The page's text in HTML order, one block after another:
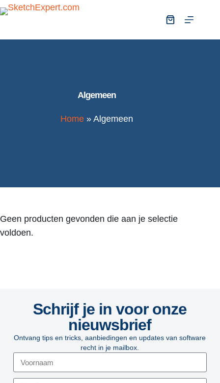
Algemeen
Home »Algemeen
Geen producten gevonden die aan je selectie
voldoen.
Schrijf je in voor onze
nieuwsbrief
Ontvang tips en tricks, aanbiedingen en updates van software
recht in je mailbox.